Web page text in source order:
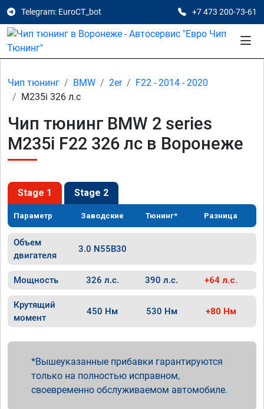
Telegram: EuroCT_bot +7 473 200-73-61
Чип тюнинг BMW 2er
F22 - 2014 - 2020
M235i 326 л.с
Чип тюнинг BMW 2 series
M235i F22 326 лс в Воронеже
Stage 1 Stage 2
Параметр Заводские Тюнинг* Разница
Объем
двигателя
3.0 N55B30
Мощность 326 л.с. 390 л.с. +64 л.с.
Крутящий
момент
450 Нм 530 Нм +80 Нм
Вышеуказанные прибавки гарантируются
только на полностью исправном,
своевременно обслуживаемом автомобиле.